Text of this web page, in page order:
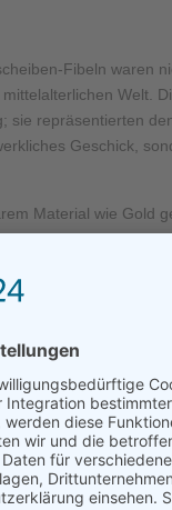
Fibeln waren
Welt.
sie repräsentierten
Geschick,
Material wie Gold
dem sozialen
dass sie regelrecht
unterstrich
galt im Mittelalter
gebracht. Die
Pracht und